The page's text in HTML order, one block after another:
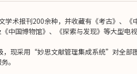
术报刊200余种，并收藏有《考古》、《
中国博物馆》、《探索与发现》等大型电
现采用“妙思文献管理集成系统”对全部
。